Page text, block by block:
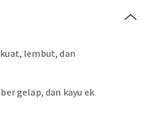
lembut, dan
gelap, dan kayu ek